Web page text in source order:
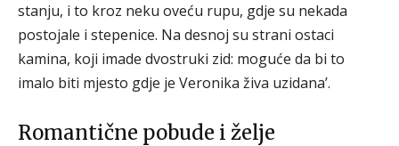
stanju, i to kroz neku oveću rupu, gdje su nekada
postojale i stepenice. Na desnoj su strani ostaci
kamina, koji imade dvostruki zid: moguće da bi to
imalo biti mjesto gdje je Veronika živa uzidana’.
Romantične pobude i želje